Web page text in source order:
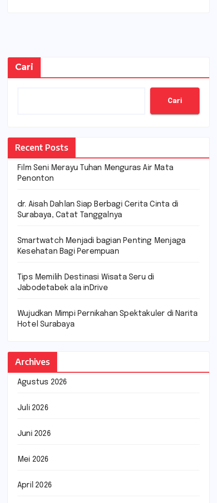
Cari
Cari
Recent Posts
Film Seni Merayu Tuhan Menguras Air Mata
Penonton
dr. Aisah Dahlan Siap Berbagi Cerita Cinta di
Surabaya, Catat Tanggalnya
Smartwatch Menjadi bagian Penting Menjaga
Kesehatan Bagi Perempuan
Tips Memilih Destinasi Wisata Seru di
Jabodetabek ala inDrive
Wujudkan Mimpi Pernikahan Spektakuler di Narita
Hotel Surabaya
Archives
Agustus 2026
Juli 2026
Juni 2026
Mei 2026
April 2026